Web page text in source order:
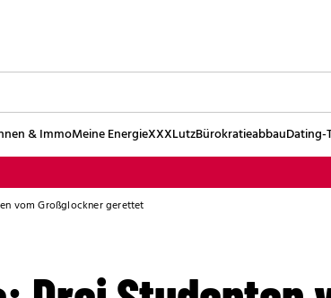
& ImmoMeine EnergieXXXLutzBürokratieabbauDating-
vom Großglockner gerettet